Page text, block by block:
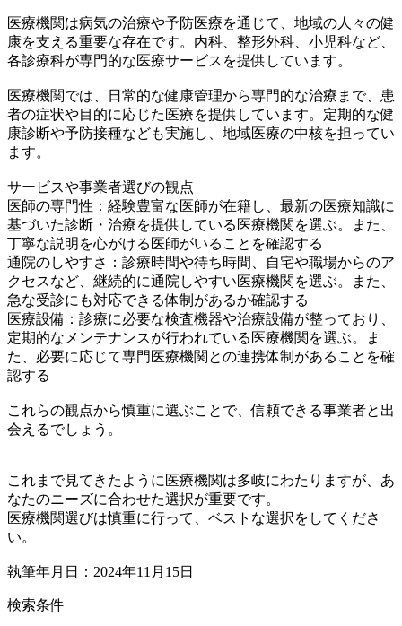
医療機関は病気の治療や予防医療を通じて、地域の人々の健
康を支える重要な存在です。内科、整形外科、小児科など、
各診療科が専門的な医療サービスを提供しています。
医療機関では、日常的な健康管理から専門的な治療まで、患
者の症状や目的に応じた医療を提供しています。定期的な健
康診断や予防接種なども実施し、地域医療の中核を担ってい
ます。
サービスや事業者選びの観点
医師の専門性：経験豊富な医師が在籍し、最新の医療知識に
基づいた診断・治療を提供している医療機関を選ぶ。また、
丁寧な説明を心がける医師がいることを確認する
通院のしやすさ：診療時間や待ち時間、自宅や職場からのア
クセスなど、継続的に通院しやすい医療機関を選ぶ。また、
急な受診にも対応できる体制があるか確認する
医療設備：診療に必要な検査機器や治療設備が整っており、
定期的なメンテナンスが行われている医療機関を選ぶ。ま
た、必要に応じて専門医療機関との連携体制があることを確
認する
これらの観点から慎重に選ぶことで、信頼できる事業者と出
会えるでしょう。
これまで見てきたように医療機関は多岐にわたりますが、あ
なたのニーズに合わせた選択が重要です。
医療機関選びは慎重に行って、ベストな選択をしてくださ
い。
執筆年月日：2024年11月15日
検索条件